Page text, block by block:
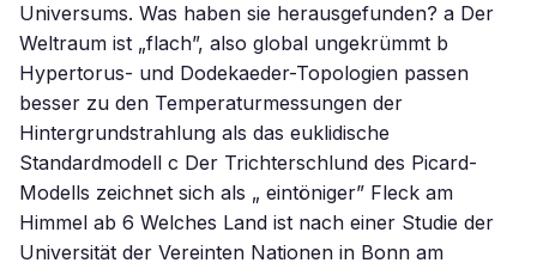
Universums. Was haben sie herausgefunden? a Der
Weltraum ist „flach”, also global ungekrümmt b
Hypertorus- und Dodekaeder-Topologien passen
besser zu den Temperaturmessungen der
Hintergrundstrahlung als das euklidische
Standardmodell c Der Trichterschlund des Picard-
Modells zeichnet sich als „ eintöniger” Fleck am
Himmel ab 6 Welches Land ist nach einer Studie der
Universität der Vereinten Nationen in Bonn am